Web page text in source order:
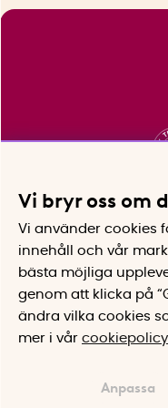
Vi bryr oss om
Vi använder cookies
innehåll och vår
bästa möjliga
genom att klicka på
ändra vilka cookies
mer i vår cookiepolicy
Anpassa